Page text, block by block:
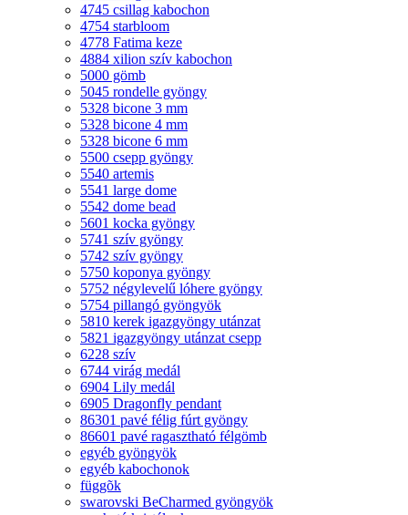
4745 csillag kabochon
4754 starbloom
4778 Fatima keze
4884 xilion szív kabochon
5000 gömb
5045 rondelle gyöngy
5328 bicone 3 mm
5328 bicone 4 mm
5328 bicone 6 mm
5500 csepp gyöngy
5540 artemis
5541 large dome
5542 dome bead
5601 kocka gyöngy
5741 szív gyöngy
5742 szív gyöngy
5750 koponya gyöngy
5752 négylevelű lóhere gyöngy
5754 pillangó gyöngyök
5810 kerek igazgyöngy utánzat
5821 igazgyöngy utánzat csepp
6228 szív
6744 virág medál
6904 Lily medál
6905 Dragonfly pendant
86301 pavé félig fúrt gyöngy
86601 pavé ragasztható félgömb
egyéb gyöngyök
egyéb kabochonok
függõk
swarovski BeCharmed gyöngyök